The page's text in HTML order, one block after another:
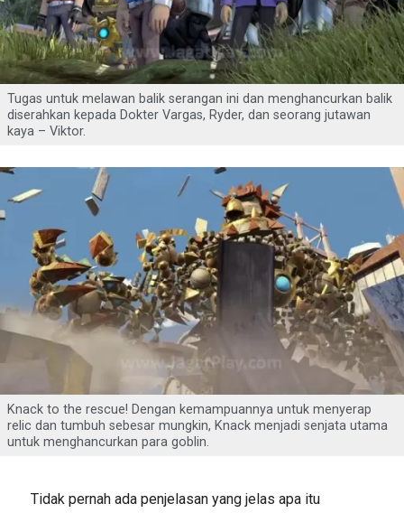
Tugas untuk melawan balik serangan ini dan menghancurkan balik
diserahkan kepada Dokter Vargas, Ryder, dan seorang jutawan
kaya – Viktor.
Knack to the rescue! Dengan kemampuannya untuk menyerap
relic dan tumbuh sebesar mungkin, Knack menjadi senjata utama
untuk menghancurkan para goblin.
Tidak pernah ada penjelasan yang jelas apa itu